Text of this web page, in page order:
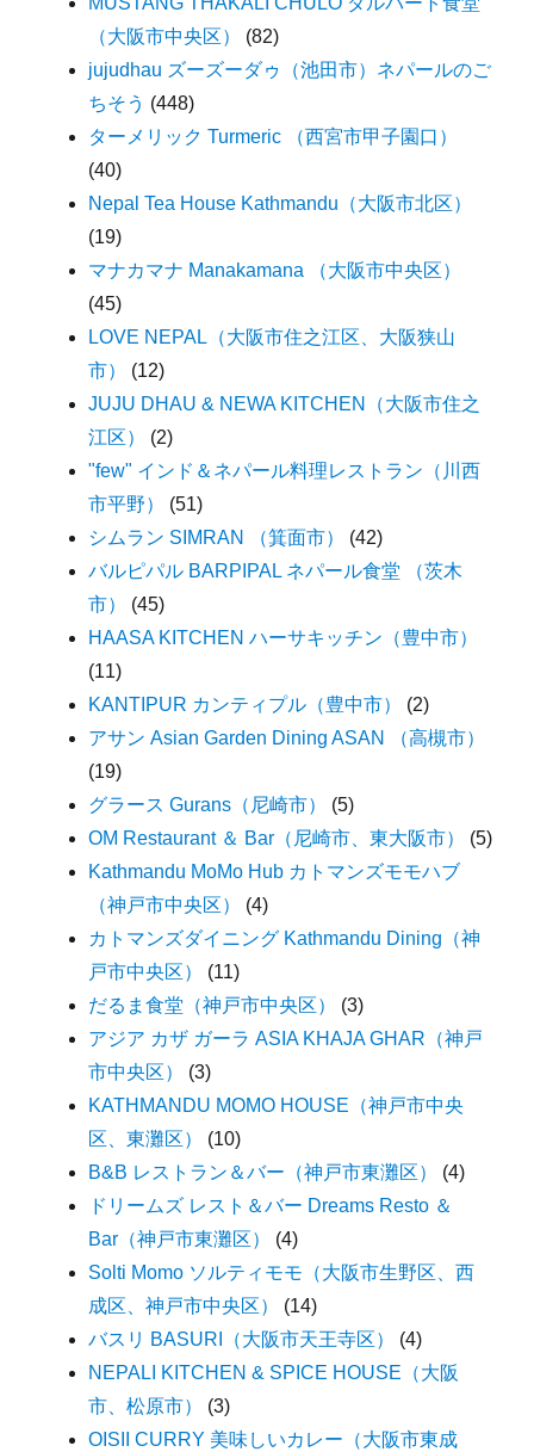
（大阪市中央区）
(82)
jujudhau ズーズーダゥ（池田市）ネパールのご
ちそう (448)
ターメリック Turmeric （西宮市甲子園口）
(40)
Nepal Tea House Kathmandu（大阪市北区）
(19)
マナカマナ Manakamana （大阪市中央区）
(45)
LOVE NEPAL（大阪市住之江区、大阪狭山
市）
(12)
JUJU DHAU & NEWA KITCHEN（大阪市住之
江区）
(2)
"few" インド＆ネパール料理レストラン（川西
市平野）
(51)
シムラン SIMRAN （箕面市）
(42)
バルピパル BARPIPAL ネパール食堂 （茨木
市）
(45)
HAASA KITCHEN ハーサキッチン（豊中市）
(11)
KANTIPUR カンティプル（豊中市）
(2)
アサン Asian Garden Dining ASAN （高槻市）
(19)
グラース Gurans（尼崎市）
(5)
OM Restaurant ＆ Bar（尼崎市、東大阪市）
(5)
Kathmandu MoMo Hub カトマンズモモハブ
（神戸市中央区）
(4)
カトマンズダイニング Kathmandu Dining（神
戸市中央区）
(11)
だるま食堂（神戸市中央区）
(3)
アジア カザ ガーラ ASIA KHAJA GHAR（神戸
市中央区）
(3)
KATHMANDU MOMO HOUSE（神戸市中央
区、東灘区）
(10)
B&B レストラン＆バー（神戸市東灘区）
(4)
ドリームズ レスト＆バー Dreams Resto ＆
Bar（神戸市東灘区）
(4)
Solti Momo ソルティモモ（大阪市生野区、西
成区、神戸市中央区）
(14)
バスリ BASURI（大阪市天王寺区）
(4)
NEPALI KITCHEN & SPICE HOUSE（大阪
市、松原市）
(3)
OISII CURRY 美味しいカレー（大阪市東成